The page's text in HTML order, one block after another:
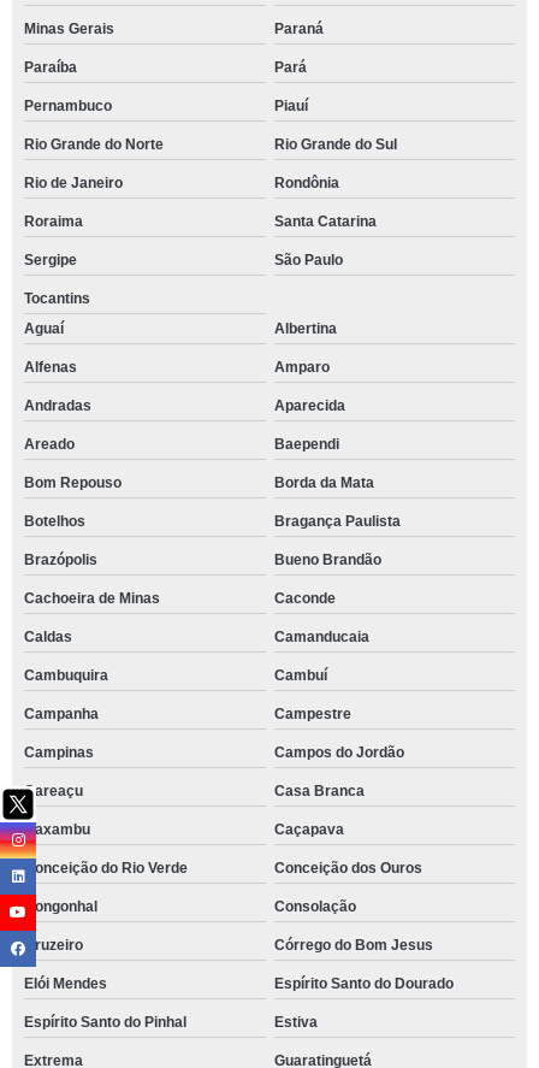
Minas Gerais Paraná
Paraíba Pará
Pernambuco Piauí
Rio Grande do Norte Rio Grande do Sul
Rio de Janeiro Rondônia
Roraima Santa Catarina
Sergipe São Paulo
Tocantins
Aguaí
Albertina
Alfenas Amparo
Andradas Aparecida
Areado Baependi
Bom Repouso Borda da Mata
Botelhos Bragança Paulista
Brazópolis Bueno Brandão
Cachoeira de Minas Caconde
Caldas Camanducaia
Cambuquira Cambuí
Campanha Campestre
Campinas Campos do Jordão
Careaçu Casa Branca
Caxambu Caçapava
Conceição do Rio Verde Conceição dos Ouros
Congonhal Consolação
Cruzeiro Córrego do Bom Jesus
Elói Mendes Espírito Santo do Dourado
Espírito Santo do Pinhal Estiva
Extrema Guaratinguetá